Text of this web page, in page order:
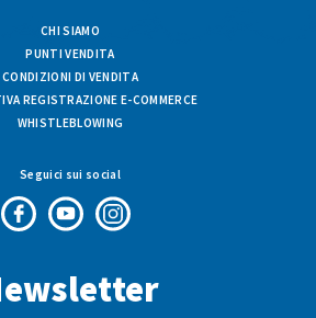
CHI SIAMO
PUNTI VENDITA
CONDIZIONI DI VENDITA
REGISTRAZIONE E-COMMERCE
WHISTLEBLOWING
Seguici sui social
di
di
di